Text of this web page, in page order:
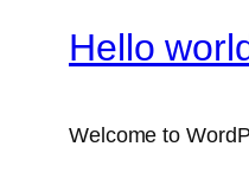
Hello
Welcome to